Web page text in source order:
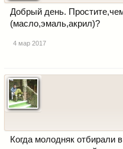
Добрый день.
(масло,эмаль,акрил)?
4 мар 2017
Когда молодняк отбирали